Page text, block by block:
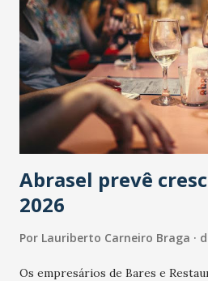
Abrasel prevê
2026
Por Lauriberto Carneiro Braga
Os empresários de Bares e